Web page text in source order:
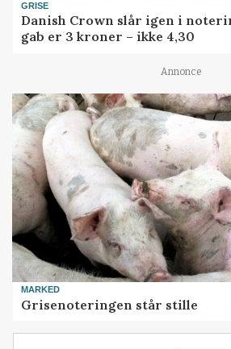
GRISE
Danish Crown slår igen i
gab er 3 kroner – ikke 4,30
Annonce
MARKED
Grisenoteringen står stille